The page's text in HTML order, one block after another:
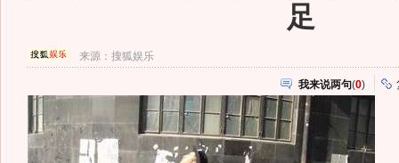
足
来源：搜狐娱乐
我来说两句(0)